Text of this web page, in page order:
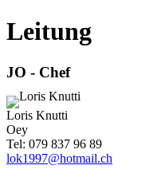
Leitung
JO - Chef
Loris Knutti
Oey
Tel: 079 837 96 89
lok1997@hotmail.ch